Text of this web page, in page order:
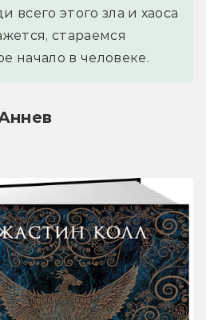
всего этого зла и хаоса
стараемся
начало в человеке.